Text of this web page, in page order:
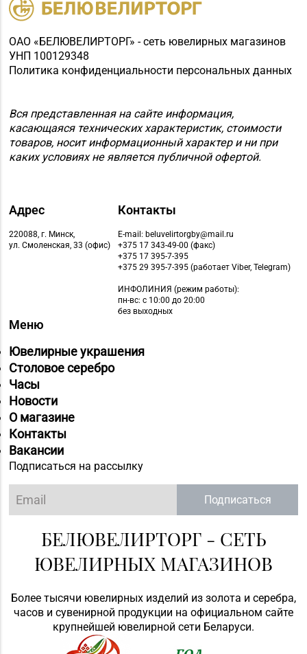
ОАО «БЕЛЮВЕЛИРТОРГ» - сеть ювелирных магазинов
УНП 100129348
Политика конфиденциальности персональных данных
Вся представленная на сайте информация,
касающаяся технических характеристик, стоимости
товаров, носит информационный характер и ни при
каких условиях не является публичной офертой.
Адрес
220088, г. Минск,
ул. Смоленская, 33 (офис)
Контакты
E-mail: beluvelirtorgby@mail.ru
+375 17 343-49-00 (факс)
+375 17 395-7-395
+375 29 395-7-395 (работает Viber, Telegram)
ИНФОЛИНИЯ (режим работы):
пн-вс: с 10:00 до 20:00
без выходных
Меню
Ювелирные украшения
Столовое серебро
Часы
Новости
О магазине
Контакты
Вакансии
Подписаться на рассылку
Подписаться
БЕЛЮВЕЛИРТОРГ - СЕТЬ
ЮВЕЛИРНЫХ МАГАЗИНОВ
Более тысячи ювелирных изделий из золота и серебра,
часов и сувенирной продукции на официальном сайте
крупнейшей ювелирной сети Беларуси.